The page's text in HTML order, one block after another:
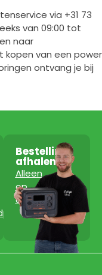
via +31 73
van 09:00 tot
naar
kopen van een power
ontvang je bij
Bestelling
afhalen?
Alleen
op
afspraak!